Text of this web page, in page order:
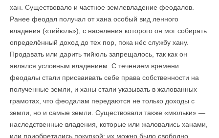
хан. Существовало и частное землевладение феодалов.
Ранее феодал получал от хана особый вид ленного
владения («тийюль»), с населения которого он мог собирать
определённый доход до тех пор, пока нёс службу хану.
Продавать или дарить тийюль запрещалось, так как он
являлся условным владением. С течением времени
феодалы стали присваивать себе права собственности на
полученные земли, и ханы стали указывать в жалованных
грамотах, что феодалам передаются не только доходы с
земли, но и самые земли. Существовали также «мюльки» —
наследственные владения, которые или жаловались ханами,
или приобретались покупкой; их можно было свободно